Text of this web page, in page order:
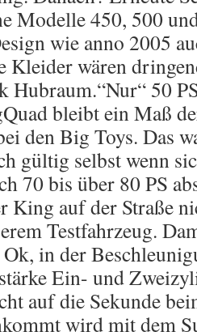
Modelle 450, 500
wie anno 2005
Kleider wären
Hubraum.“Nur“ 50
bleibt ein Maß
den Big Toys. Das
gültig selbst wenn
70 bis über 80 PS
King auf der Straße
Testfahrzeug.
in der
Ein- und
auf die Sekunde
wird mit dem